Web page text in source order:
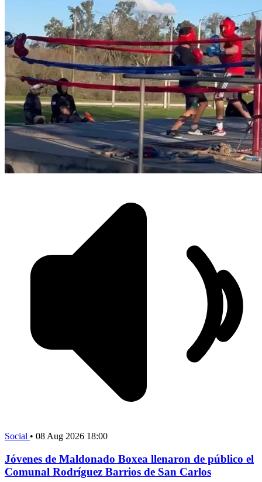
Social • 08 Aug 2026 18:00
Jóvenes de Maldonado Boxea llenaron de público el
Comunal Rodríguez Barrios de San Carlos